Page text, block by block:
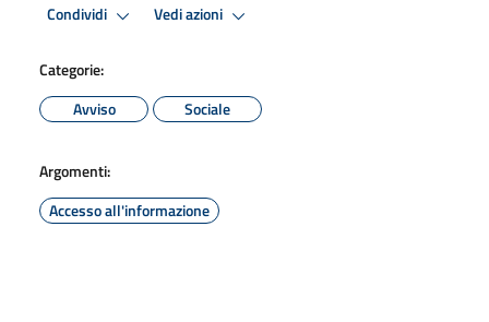
Condividi Vedi azioni
Categorie:
Avviso
Sociale
Argomenti:
Accesso all'informazione